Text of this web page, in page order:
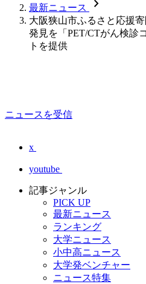
最新ニュース chevron_forward
大阪狭山市ふるさと応援
発見を「PET/CTがん検診
トを提供
ニュースを受信
x
youtube
記事ジャンル
PICK UP
最新ニュース
ランキング
大学ニュース
小中高ニュース
大学発ベンチャー
ニュース特集